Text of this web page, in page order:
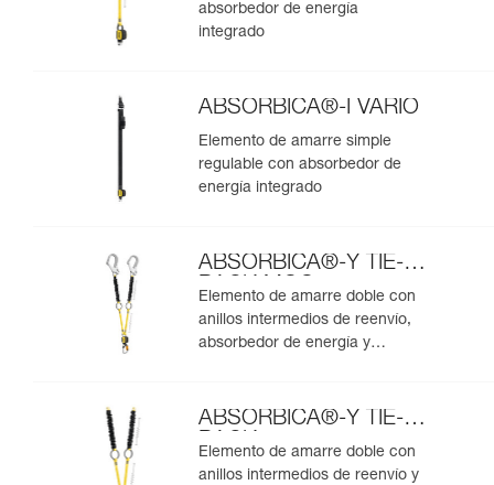
absorbedor de energía
integrado
ABSORBICA®-I VARIO
Elemento de amarre simple
regulable con absorbedor de
energía integrado
ABSORBICA®-Y TIE-
BACK MGO
Elemento de amarre doble con
anillos intermedios de reenvío,
absorbedor de energía y
ABSORBICA®-Y TIE-
BACK
Elemento de amarre doble con
anillos intermedios de reenvío y